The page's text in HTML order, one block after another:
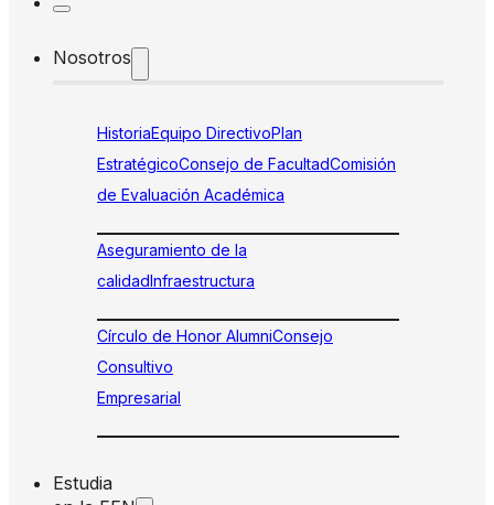
Nosotros
HistoriaEquipo DirectivoPlan
EstratégicoConsejo de FacultadComisión
de Evaluación Académica
Aseguramiento de la
calidadInfraestructura
Círculo de Honor AlumniConsejo
Consultivo
Empresarial
Estudia